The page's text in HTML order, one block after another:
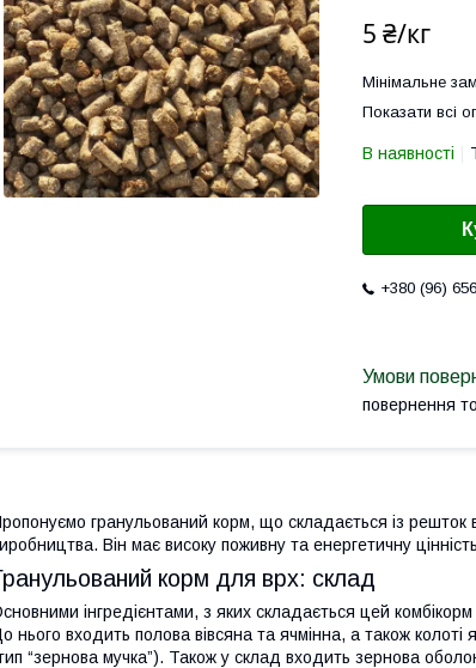
5 ₴/кг
Мінімальне
Показати всі
В наявності
+380 (96)
повернення
гранульований корм, що складається із решток
Він має високу поживну та енергетичну
корм для врх: склад
інгредієнтами, з яких складається цей
нього входить полова вівсяна та ячмінна, а також колоті
“зернова мучка”). Також у склад входить зернова